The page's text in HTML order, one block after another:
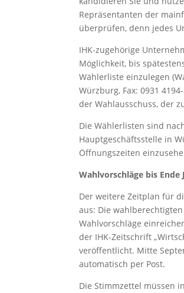
Repräsentanten der
überprüfen, denn jedes
IHK-zugehörige
Möglichkeit, bis
Wählerliste einzulegen
Würzburg, Fax: 0931
der Wahlausschuss, der
Die Wählerlisten sind
Hauptgeschäftsstelle in
Öffnungszeiten
Wahlvorschläge bis Ende
Der weitere Zeitplan für
aus: Die
Wahlvorschläge
der IHK-Zeitschrift
veröffentlicht. Mitte
automatisch per Post.
Die Stimmzettel müssen